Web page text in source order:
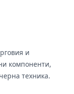
и
компоненти,
техника.